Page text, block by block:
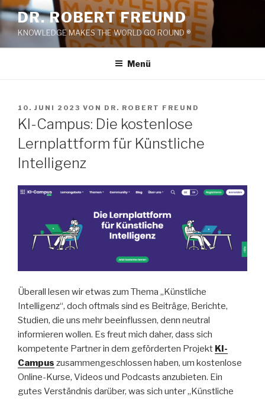
Zum
Inhalt
springen
DR. ROBERT FREUND
KNOWLEDGE MAKES THE WORLD GO ROUND ®
Menü
VERÖFFENTLICHT
AM
10. JUNI 2023 VON DR. ROBERT FREUND
KI-Campus: Die kostenlose
Lernplattform für Künstliche
Intelligenz
Überall lesen wir etwas zum Thema „Künstliche
Intelligenz“, doch oftmals sind es Beiträge, Berichte,
Studien, die uns mehr beeinflussen, denn neutral
informieren wollen. Es freut mich daher, dass sich
kompetente Partner in dem geförderten Projekt KI-
Campus zusammengeschlossen haben, um kostenlose
Online-Kurse, Videos und Podcasts anzubieten. Ein
gutes Verständnis darüber, was sich unter „Künstliche